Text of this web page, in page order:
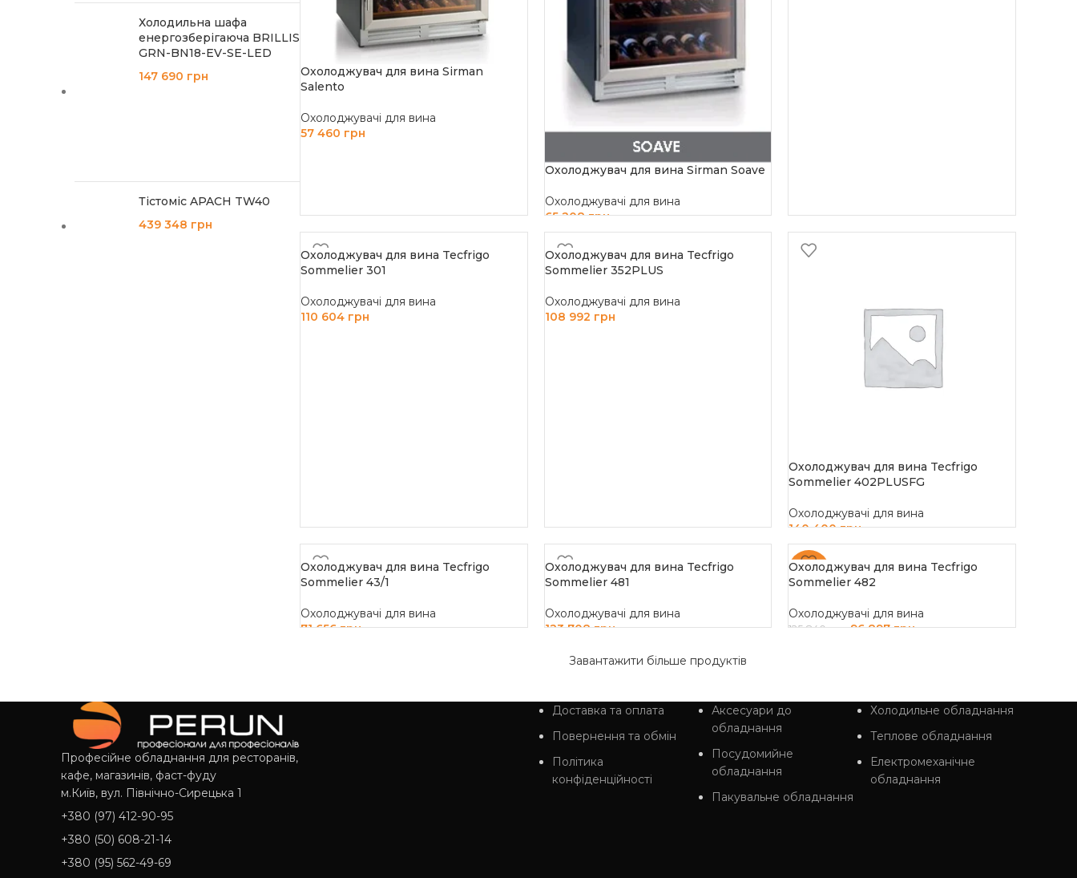
Холодильна шафа
енергозберігаюча BRILLIS
GRN-BN18-EV-SE-LED
147 690 грн
Тістоміс APACH TW40
439 348 грн
Охолоджувач для вина Sirman
Salento
Охолоджувачі для вина
57 460 грн
Охолоджувач для вина Sirman Soave
Охолоджувачі для вина
65 208грн
Охолоджувач для вина Tecfrigo
Sommelier 301
Охолоджувачі для вина
110 604 грн
Охолоджувач для вина Tecfrigo
Sommelier 352PLUS
Охолоджувачі для вина
108 992 грн
Охолоджувач для вина Tecfrigo
Sommelier 402PLUSFG
Охолоджувачі для вина
140 400грн
ДОДАТИ В КОШИК
Охолоджувач для вина Tecfrigo
Sommelier 43/1
Охолоджувачі для вина
71 656грн
Охолоджувач для вина Tecfrigo
Sommelier 481
Охолоджувачі для вина
123 708грн
-23%
Охолоджувач для вина Tecfrigo
Sommelier 482
Охолоджувачі для вина
125 840грн 96 897грн
Завантажити більше продуктів
Професійне обладнання для ресторанів,
кафе, магазинів, фаст-фуду
м.Київ, вул. Північно-Сирецька 1
+380 (97) 412-90-95
+380 (50) 608-21-14
+380 (95) 562-49-69
Доставка та оплата
Повернення та обмін
Політика
конфіденційності
Аксесуари до
обладнання
Посудомийне
обладнання
Пакувальне обладнання
Холодильне обладнання
Теплове обладнання
Електромеханічне
обладнання